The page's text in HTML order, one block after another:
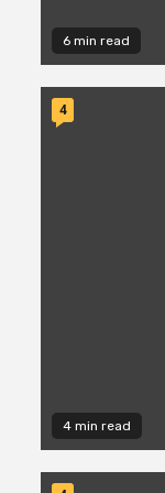
6 min read
4 min read
4